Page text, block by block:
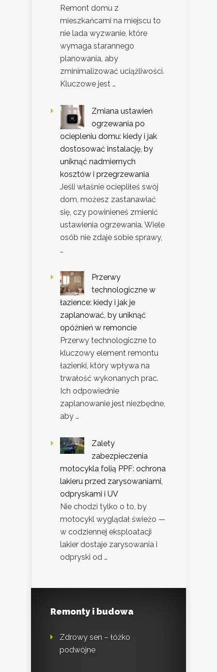
Remont domu z
mieszkańcami na miejscu to
nie lada wyzwanie, które
wymaga starannego
planowania, aby
zminimalizować uciążliwości.
Kluczowe jest …
Zmiana ustawień
ogrzewania po
ociepleniu domu: kiedy i jak
dostosować instalację, by
uniknąć nadmiernych
kosztów i przegrzewania
Jeśli właśnie ociepliłeś swój
dom, możesz zastanawiać
się, czy powinieneś zmienić
ustawienia ogrzewania. Wiele
osób nie zdaje sobie sprawy,
…
Przerwy
technologiczne w
łazience: kiedy i jak je
zaplanować, by uniknąć
opóźnień w remoncie
Przerwy technologiczne to
kluczowy element remontu
łazienki, który wpływa na
trwałość wykonanych prac.
Ich odpowiednie
zaplanowanie jest niezbędne,
aby …
Zalety
zabezpieczenia
motocykla folią PPF: ochrona
lakieru przed zarysowaniami,
odpryskami i UV
Nie chodzi tylko o to, by
motocykl wyglądał świeżo —
w codziennej eksploatacji
lakier dostaje zarysowania i
odpryski od …
Remonty i budowa
Zdrowy sen – łóżko
podwójne